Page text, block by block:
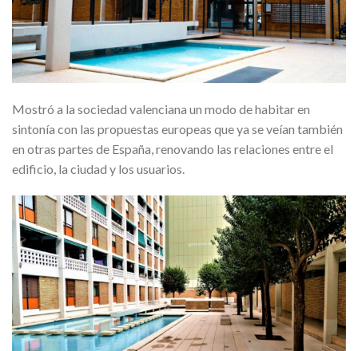
Mostró a la sociedad valenciana un modo de habitar en
sintonía con las propuestas europeas que ya se veían también
en otras partes de España, renovando las relaciones entre el
edificio, la ciudad y los usuarios.